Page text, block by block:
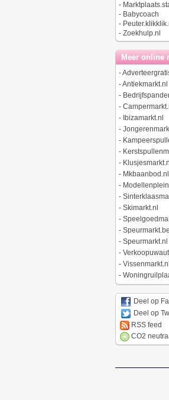
-
- Babycoach
-
- Zoekhulp.nl
Meer online
-
-Antiekmarkt.nl
-
-
- Ibizamarkt.nl
-
-
-
- Klusjesmarkt.nl
- Mkbaanbod.nl
-
-
- Skimarkt.nl
-
- Speurmarkt.be
- Speurmarkt.nl
-
- Vissenmarkt.nl
-
Deel op
Deel op
RSS feed
CO2